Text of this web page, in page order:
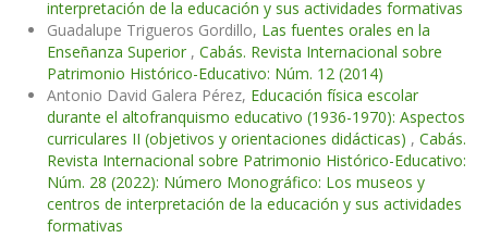
interpretación de la educación y sus actividades formativas
Guadalupe Trigueros Gordillo, Las fuentes orales en la
Enseñanza Superior , Cabás. Revista Internacional sobre
Patrimonio Histórico-Educativo: Núm. 12 (2014)
Antonio David Galera Pérez, Educación física escolar
durante el altofranquismo educativo (1936-1970): Aspectos
curriculares II (objetivos y orientaciones didácticas) , Cabás.
Revista Internacional sobre Patrimonio Histórico-Educativo:
Núm. 28 (2022): Número Monográfico: Los museos y
centros de interpretación de la educación y sus actividades
formativas